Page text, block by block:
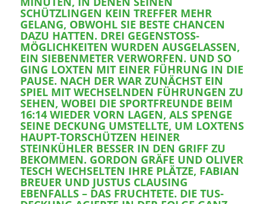
SCHÜTZLINGEN KEIN TREFFER MEHR
GELANG, OBWOHL SIE BESTE CHANCEN
DAZU HATTEN. DREI GEGENSTOSS-M
ÖGLICHKEITEN WURDEN AUSGELASSEN, E
IN SIEBENMETER VERWORFEN. UND SO G
ING LOXTEN MIT EINER FÜHRUNG IN DIE P
AUSE. NACH DER WAR ZUNÄCHST EIN S
PIEL MIT WECHSELNDEN FÜHRUNGEN ZU S
EHEN, WOBEI DIE SPORTFREUNDE BEIM 1
6:14 WIEDER VORN LAGEN, ALS SPENGE S
EINE DECKUNG UMSTELLTE, UM LOXTENS H
AUPT-TORSCHÜTZEN HEINER S
TEINKÜHLER BESSER IN DEN GRIFF ZU B
EKOMMEN. GORDON GRÄFE UND OLIVER T
ESCH WECHSELTEN IHRE PLÄTZE, FABIAN B
REUER UND JUSTUS CLAUSING E
BENFALLS – DAS FRUCHTETE. DIE TUS-D